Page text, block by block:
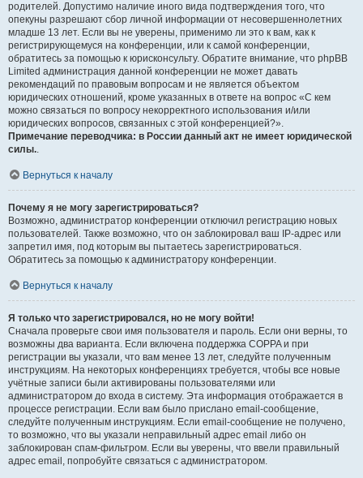
родителей. Допустимо наличие иного вида подтверждения того, что
опекуны разрешают сбор личной информации от несовершеннолетних
младше 13 лет. Если вы не уверены, применимо ли это к вам, как к
регистрирующемуся на конференции, или к самой конференции,
обратитесь за помощью к юрисконсульту. Обратите внимание, что phpBB
Limited администрация данной конференции не может давать
рекомендаций по правовым вопросам и не является объектом
юридических отношений, кроме указанных в ответе на вопрос «С кем
можно связаться по вопросу некорректного использования и/или
юридических вопросов, связанных с этой конференцией?».
Примечание переводчика: в России данный акт не имеет юридической
силы..
Вернуться к началу
Почему я не могу зарегистрироваться?
Возможно, администратор конференции отключил регистрацию новых
пользователей. Также возможно, что он заблокировал ваш IP-адрес или
запретил имя, под которым вы пытаетесь зарегистрироваться.
Обратитесь за помощью к администратору конференции.
Вернуться к началу
Я только что зарегистрировался, но не могу войти!
Сначала проверьте свои имя пользователя и пароль. Если они верны, то
возможны два варианта. Если включена поддержка COPPA и при
регистрации вы указали, что вам менее 13 лет, следуйте полученным
инструкциям. На некоторых конференциях требуется, чтобы все новые
учётные записи были активированы пользователями или
администратором до входа в систему. Эта информация отображается в
процессе регистрации. Если вам было прислано email-сообщение,
следуйте полученным инструкциям. Если email-сообщение не получено,
то возможно, что вы указали неправильный адрес email либо он
заблокирован спам-фильтром. Если вы уверены, что ввели правильный
адрес email, попробуйте связаться с администратором.